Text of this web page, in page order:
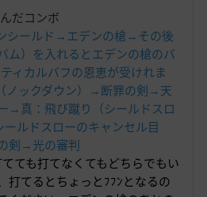
だコンボ
シールド→エデンの槍→その後
ム）を入れるとエデンの槍のバ
ィカルバフの恩恵が受けれま
ノックダウン）→断罪の剣→天
→真：飛び蹴り（シールドスロ
ルドスローのキャンセル目
剣→光の審判
ても打てなくてもどちらでもい
打てるとちょっとﾌﾌﾝとなるの